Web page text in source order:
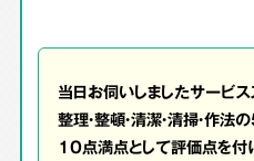
当日お伺いしましたサービス
整理・整頓・清潔・清掃・作
10点満点として評価点を付